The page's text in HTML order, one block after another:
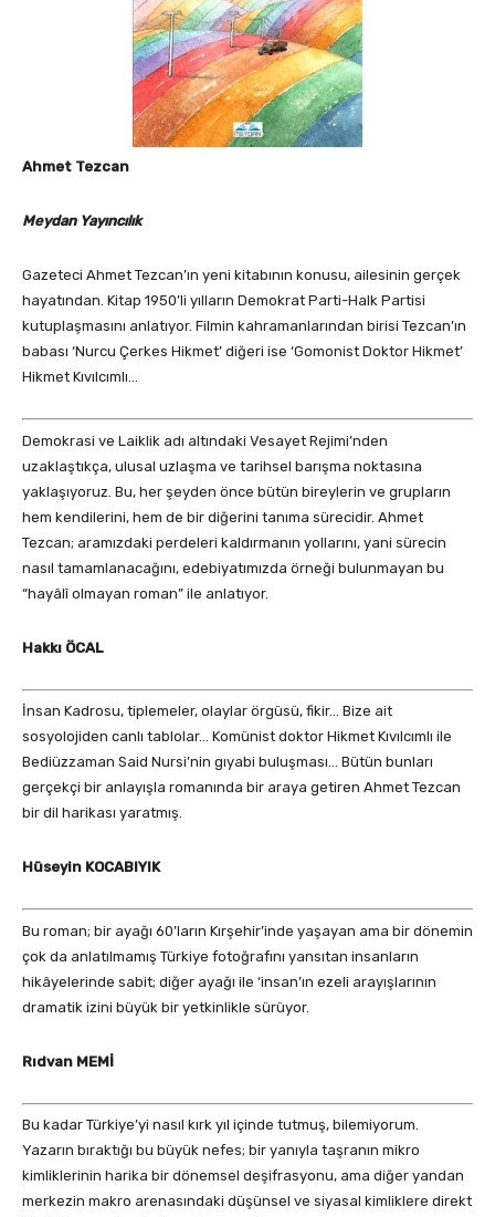
Ahmet Tezcan
Meydan Yayıncılık
Gazeteci Ahmet Tezcan’ın yeni kitabının konusu, ailesinin gerçek
hayatından. Kitap 1950’li yılların Demokrat Parti-Halk Partisi
kutuplaşmasını anlatıyor. Filmin kahramanlarından birisi Tezcan’ın
babası ‘Nurcu Çerkes Hikmet’ diğeri ise ‘Gomonist Doktor Hikmet’
Hikmet Kıvılcımlı…
Demokrasi ve Laiklik adı altındaki Vesayet Rejimi’nden
uzaklaştıkça, ulusal uzlaşma ve tarihsel barışma noktasına
yaklaşıyoruz. Bu, her şeyden önce bütün bireylerin ve grupların
hem kendilerini, hem de bir diğerini tanıma sürecidir. Ahmet
Tezcan; aramızdaki perdeleri kaldırmanın yollarını, yani sürecin
nasıl tamamlanacağını, edebiyatımızda örneği bulunmayan bu
“hayâlî olmayan roman” ile anlatıyor.
Hakkı ÖCAL
İnsan Kadrosu, tiplemeler, olaylar örgüsü, fikir… Bize ait
sosyolojiden canlı tablolar… Komünist doktor Hikmet Kıvılcımlı ile
Bediüzzaman Said Nursi’nin gıyabi buluşması… Bütün bunları
gerçekçi bir anlayışla romanında bir araya getiren Ahmet Tezcan
bir dil harikası yaratmış.
Hüseyin KOCABIYIK
Bu roman; bir ayağı 60’ların Kırşehir’inde yaşayan ama bir dönemin
çok da anlatılmamış Türkiye fotoğrafını yansıtan insanların
hikâyelerinde sabit; diğer ayağı ile ‘insan’ın ezeli arayışlarının
dramatik izini büyük bir yetkinlikle sürüyor.
Rıdvan MEMİ
Bu kadar Türkiye’yi nasıl kırk yıl içinde tutmuş, bilemiyorum.
Yazarın bıraktığı bu büyük nefes; bir yanıyla taşranın mikro
kimliklerinin harika bir dönemsel deşifrasyonu, ama diğer yandan
merkezin makro arenasındaki düşünsel ve siyasal kimliklere direkt